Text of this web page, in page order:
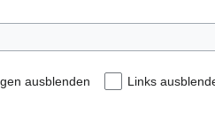
ausblenden Links